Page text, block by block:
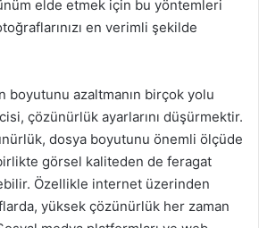
elde etmek için bu yöntemleri
en verimli şekilde
boyutunu azaltmanın birçok yolu
çözünürlük ayarlarını düşürmektir.
dosya boyutunu önemli ölçüde
görsel kaliteden de feragat
Özellikle internet üzerinden
yüksek çözünürlük her zaman